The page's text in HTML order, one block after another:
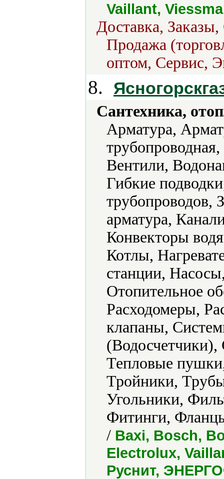
Vaillant,
Доставка,
Продажа
оптом, Сервис,
8.
Сантехника,
Арматура,
Вентили,
Гибкие
трубопроводов,
арматура,
Конвекторы
Котлы,
станции,
Отопительное
Расходомеры,
клапаны,
(Водосчетчики),
Тепловые
Тройники,
Угольники,
Фитинги,
/ Baxi, Bosch,
Electrolux,
Руснит,